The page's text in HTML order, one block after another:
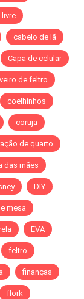
cabelo de lã
Capa de celular
de feltro
coelhinhos
coruja
de quarto
das mães
DIY
mesa
EVA
feltro
finanças
flork